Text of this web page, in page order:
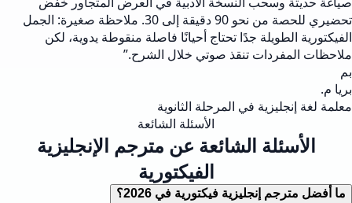
تحضيري للحصة من نحو 90 دقيقة إلى 30. ملاحظة صغيرة: الجمل
الفيكتورية الطويلة جدًا تحتاج أحيانًا فاصلة منقوطة يدوية، لكن
ملاحظات المفردات تنقذ صوتي خلال الشرح.”
بم
بريا م.
معلمة لغة إنجليزية في المرحلة الثانوية
الأسئلة الشائعة
الأسئلة الشائعة عن مترجم الإنجليزية
الفيكتورية
ما أفضل مترجم إنجليزية فيكتورية في 2026؟